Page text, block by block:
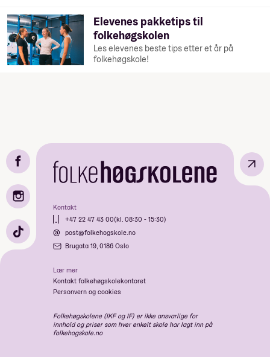
Elevenes pakketips til
folkehøgskolen
Les elevenes beste tips etter et år på
folkehøgskole!
Kontakt
+47 22 47 43 00(kl. 08:30 - 15:30)
post@folkehogskole.no
Brugata 19, 0186 Oslo
Lær mer
Kontakt folkehøgskolekontoret
Personvern og cookies
Folkehøgskolene (IKF og IF) er ikke ansvarlige for
innhold og priser som hver enkelt skole har lagt inn på
folkehogskole.no
↗